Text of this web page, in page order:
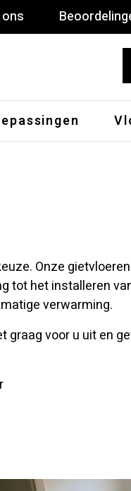
Onze
het installeren
verwarming.
voor u uit en